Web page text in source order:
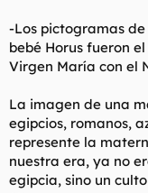
-Los pictogramas
bebé Horus fueron
Virgen María con el
La imagen de una
egipcios, romanos,
represente la
nuestra era, ya no
egipcia, sino un